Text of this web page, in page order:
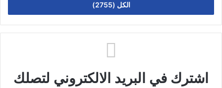
الكل (2755)
اشترك في البريد الالكتروني لتصلك